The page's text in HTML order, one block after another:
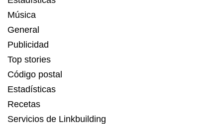
Música
General
Publicidad
Top stories
Código postal
Estadísticas
Recetas
Servicios de Linkbuilding